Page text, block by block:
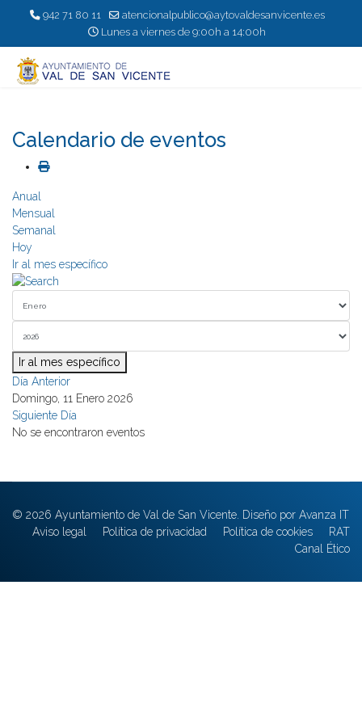
942 71 80 11
atencionalpublico@aytovaldesanvicente.es
Lunes a viernes de 9:00h a 14:00h
Calendario de eventos
Anual
Mensual
Semanal
Hoy
Ir al mes específico
Ir al mes específico
Día Anterior
Domingo, 11 Enero 2026
Siguiente Día
No se encontraron eventos
© 2026 Ayuntamiento de Val de San Vicente. Diseño por Avanza IT
Aviso legal
Política de privacidad Política de cookies
RAT
Canal Ético